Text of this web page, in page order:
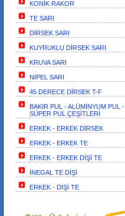
KONİK RAKOR
TE SARI
DİRSEK SARI
KUYRUKLU DİRSEK SARI
KRUVA SARI
NİPEL SARI
45 DERECE DİRSEK T-F
BAKIR PUL - ALÜMİNYUM PUL -
SÜPER PUL ÇEŞİTLERİ
ERKEK - ERKEK DİRSEK
ERKEK - ERKEK TE
ERKEK - ERKEK DİŞİ TE
İNEGAL TE DİŞİ
ERKEK - DİŞİ TE